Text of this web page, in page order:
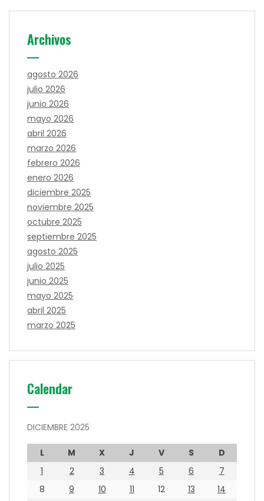
Archivos
agosto 2026
julio 2026
junio 2026
mayo 2026
abril 2026
marzo 2026
febrero 2026
enero 2026
diciembre 2025
noviembre 2025
octubre 2025
septiembre 2025
agosto 2025
julio 2025
junio 2025
mayo 2025
abril 2025
marzo 2025
Calendar
DICIEMBRE 2025
L M X J V S
D
1
2 3 4 5 6
7
8
9 10 11 12 13
14